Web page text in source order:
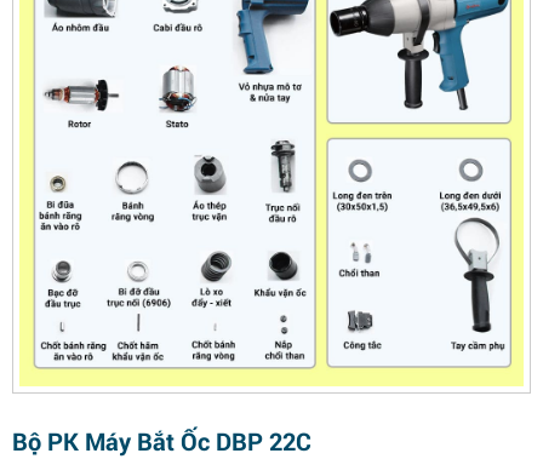
Bộ PK Máy Bắt Ốc DBP 22C